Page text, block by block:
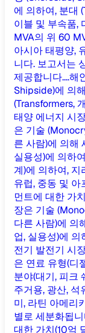
에 의하여, 분대
이블 및 부속품,
MVA의 위 60
아시아 태평양,
니다. 보고서는
제공합니다....해
Shipside)에 의
(Transformers,
태양 에너지 시
은 기술
른 사람)에 의해
실용성)에 의하
계)에 의하여, 지
유럽, 중동 및
먼트에 대한 가
장은 기술
다른 사람)에 의
업, 실용성)에 의
전기 발전기 시
은 연료 유형(디
분야(대기, 피크
주거용, 광산, 석
미, 라틴 아메리
별로 세분화됩
대한 가치(10억